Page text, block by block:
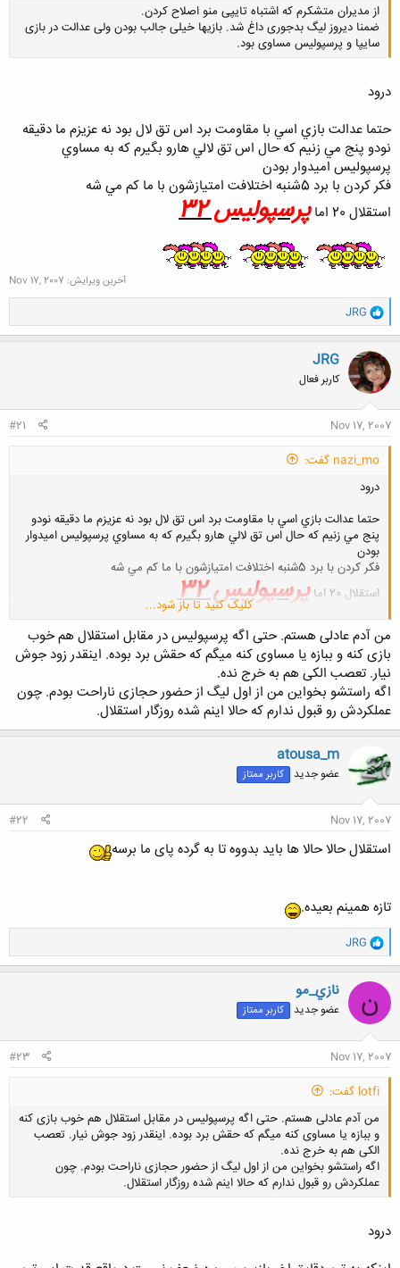
از مدیران متشکرم که اشتباه تایپی منو اصلاح کردن.
ضمنا دیروز لیگ بدجوری داغ شد. بازیها خیلی جالب بودن ولی عدالت در بازی
سایپا و پرسپولیس مساوی بود.
کلیک کنید تا باز شود...
درود
حتما عدالت بازي اسي با مقاومت برد اس تق لال بود نه عزيزم ما دقيقه
نودو پنج مي زنيم كه حال اس تق لالي هارو بگيرم كه به مساوي
پرسپوليس اميدوار بودن
فكر كردن با برد 5شنبه اختلافت امتيازشون با ما كم مي شه
استقلال 20 اما
پرسپوليس 32
آخرین ویرایش: Nov 17, 2007
و
ا
ک
ن
ش
ه
ا
JRG
JRG
کاربر فعال
Nov 17, 2007
#21
nazi_mo گفت:
درود
حتما عدالت بازي اسي با مقاومت برد اس تق لال بود نه عزيزم ما دقيقه نودو
پنج مي زنيم كه حال اس تق لالي هارو بگيرم كه به مساوي پرسپوليس اميدوار
بودن
فكر كردن با برد 5شنبه اختلافت امتيازشون با ما كم مي شه
استقلال 20 اما
پرسپوليس 32کلیک کنید تا باز شود...
من آدم عادلی هستم. حتی اگه پرسپولیس در مقابل استقلال هم خوب
بازی کنه و ببازه یا مساوی کنه میگم که حقش برد بوده. اینقدر زود جوش
نیار. تعصب الکی هم به خرج نده.
اگه راستشو بخواین من از اول لیگ از حضور حجازی ناراحت بودم. چون
عملکردش رو قبول ندارم که حالا اینم شده روزگار استقلال.
atousa_m
عضو جدید کاربر ممتاز
Nov 17, 2007
#22
استقلال حالا حالا ها باید بدووه تا به گرده پای ما برسه
تازه همینم بعیده.
و
ا
ک
ن
ش
ه
ا
JRG
ن نازي_مو
عضو جدید کاربر ممتاز
Nov 17, 2007
#23
lotfi گفت:
من آدم عادلی هستم. حتی اگه پرسپولیس در مقابل استقلال هم خوب بازی کنه
و ببازه یا مساوی کنه میگم که حقش برد بوده. اینقدر زود جوش نیار. تعصب
الکی هم به خرج نده.
اگه راستشو بخواین من از اول لیگ از حضور حجازی ناراحت بودم. چون
عملکردش رو قبول ندارم که حالا اینم شده روزگار استقلال.
درود